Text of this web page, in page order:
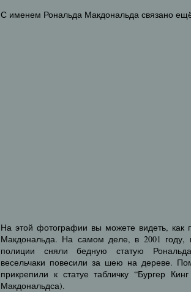
С именем Рональда Макдональда связано
На этой фотографии вы можете видеть, как
Макдональда. На самом деле, в 2001
полиции сняли бедную статую
весельчаки повесили за шею на дереве.
прикрепили к статуе табличку “Бургер
Макдональдса).